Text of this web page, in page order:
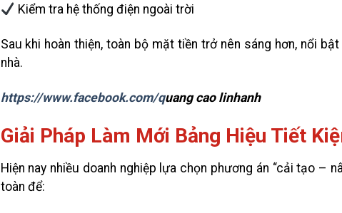
Kiểm tra hệ thống điện ngoài trời
Sau khi hoàn thiện, toàn bộ mặt tiền trở nên sáng hơn, nổi
nhà.
https://www.facebook.com/quang cao linhanh
Giải Pháp Làm Mới Bảng Hiệu Tiết
Hiện nay nhiều doanh nghiệp lựa chọn phương án “cải tạo –
toàn để: